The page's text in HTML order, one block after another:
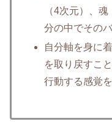
（4次元）、
分の中でその
自分軸を身に
を取り戻すこ
行動する感覚